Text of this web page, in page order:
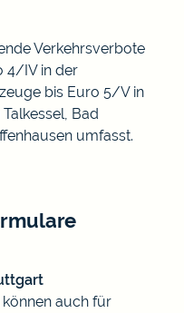
Verkehrsverbote
4/IV in der
bis Euro 5/V in
Bad
umfasst.
auch für